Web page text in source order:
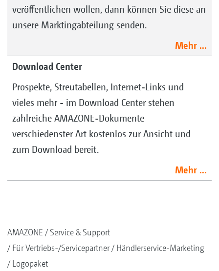
veröffentlichen wollen, dann können Sie diese an
unsere Marktingabteilung senden.
Mehr ...
Download Center
Prospekte, Streutabellen, Internet-Links und
vieles mehr - im Download Center stehen
zahlreiche AMAZONE-Dokumente
verschiedenster Art kostenlos zur Ansicht und
zum Download bereit.
Mehr ...
AMAZONE
Service & Support
Für Vertriebs-/Servicepartner
Händlerservice-Marketing
Logopaket